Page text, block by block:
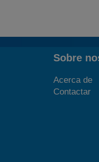
Sobre
Acerca de
Contactar